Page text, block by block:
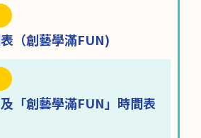
（創藝學滿FUN)
「創藝學滿FUN」時間表